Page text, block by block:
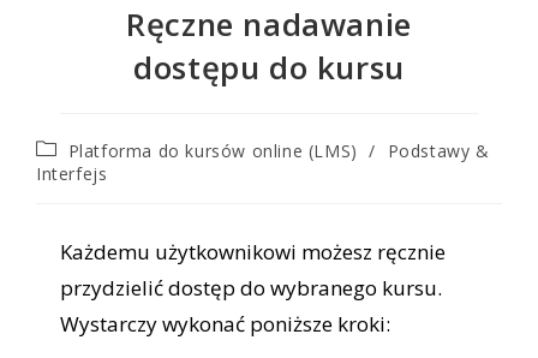
Ręczne nadawanie
dostępu do kursu
Platforma do kursów online (LMS) /
Podstawy &
Interfejs
Każdemu użytkownikowi możesz ręcznie
przydzielić dostęp do wybranego kursu.
Wystarczy wykonać poniższe kroki: